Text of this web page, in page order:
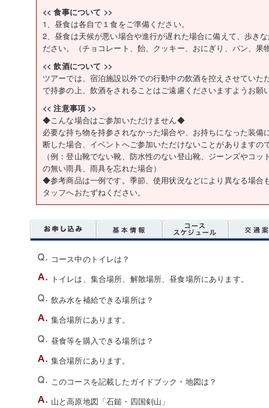
<< 食事について >>
1、昼食は各自で１食をご準備ください。
2、昼食は天候が悪い場合や進行が遅れた場合に備えて、歩き
ださい。（チョコレート、飴、クッキー、おにぎり、パン、果
<< 飲酒について >>
ツアーでは、宿泊施設以外での行動中の飲酒を控えさせてい
で持参の上、飲酒をされることはご遠慮くださいますようお願
<< 注意事項 >>
◆こんな場合はご参加いただけません◆
必要な持ち物を持参されなかった場合や、お持ちになった装
断した場合、イベントへご参加いただけないことがありますの
（例：登山靴でない靴、防水性のない登山靴、ジーンズやコ
の無い雨具、雨具を忘れた場合）
◆参考商品は一例です。季節、使用状況などにより異なる場合
タッフへおたずねください。
コース中のトイレは？
トイレは、集合場所、解散場所、昼食場所にあります。
飲み水を補給できる場所は？
集合場所にあります。
昼食等を購入できる場所は？
集合場所にあります。
このコースを記載したガイドブック・地図は？
山と高原地図「石鎚・四国剣山」